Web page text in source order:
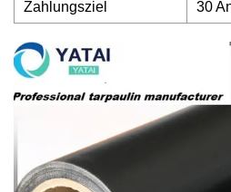
Zahlungsziel 30